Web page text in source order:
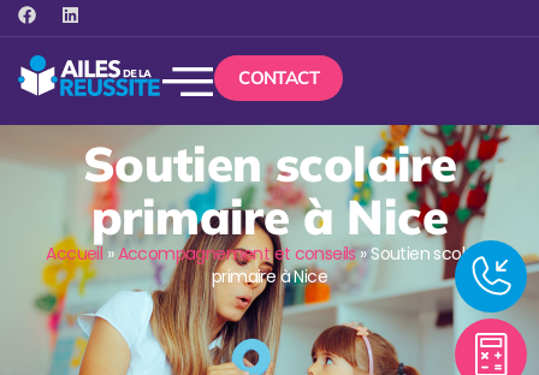
CONTACT
Soutien scolaire
primaire à Nice
Accueil »Accompagnement et conseils» Soutien scolaire
primaire à Nice